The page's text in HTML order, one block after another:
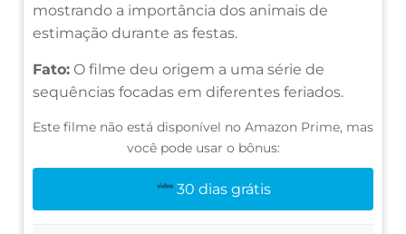
mostrando a importância dos animais de
estimação durante as festas.
Fato: O filme deu origem a uma série de
sequências focadas em diferentes feriados.
Este filme não está disponível no Amazon Prime, mas
você pode usar o bônus:
30 dias grátis